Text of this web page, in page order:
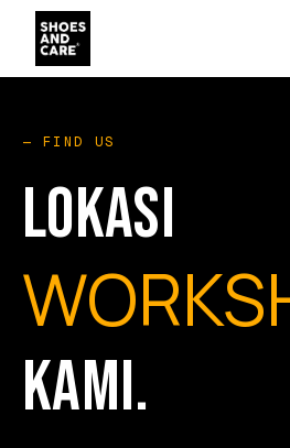
— FIND US
LOKASI
KAMI.